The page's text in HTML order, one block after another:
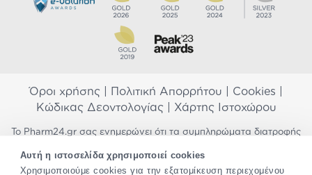
Αυτή η ιστοσελίδα χρησιμοποιεί cookies
Χρησιμοποιούμε cookies για την εξατομίκευση περιεχομένου
Όροι χρήσης Πολιτική Απορρήτου Cookies
Κώδικας Δεοντολογίας| Χάρτης Ιστοχώρου
Το Pharm24.gr σας ενημερώνει ότι τα συμπληρώματα διατροφής
προορίζονται για την πρόληψη, αγωγή ή θεραπεία ανθρώπινης
νόσου. Συμβουλευτείτε τον γιατρό σας εάν είστε έγκυος,